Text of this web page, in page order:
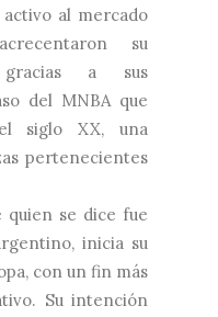
al mercado
su
a sus
del MNBA que
siglo XX, una
pertenecientes
quien se dice fue
inicia su
con un fin más
Su intención